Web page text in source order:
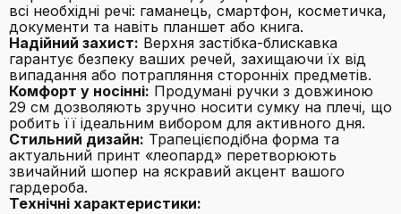
всі необхідні речі: гаманець, смартфон, косметичка,
документи та навіть планшет або книга.
Надійний захист: Верхня застібка-блискавка
гарантує безпеку ваших речей, захищаючи їх від
випадання або потрапляння сторонніх предметів.
Комфорт у носінні: Продумані ручки з довжиною
29 см дозволяють зручно носити сумку на плечі, що
робить її ідеальним вибором для активного дня.
Стильний дизайн: Трапецієподібна форма та
актуальний принт «леопард» перетворюють
звичайний шопер на яскравий акцент вашого
гардероба.
Технічні характеристики: